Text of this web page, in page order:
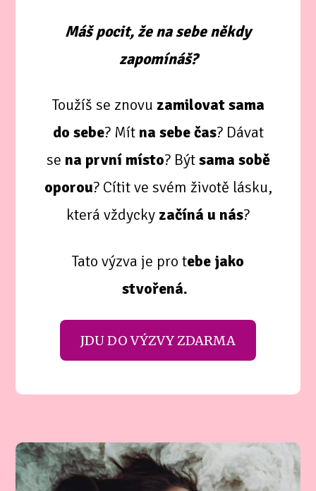
Máš pocit, že na sebe někdy
zapomínáš?
Toužíš se znovu zamilovat sama
do sebe? Mít na sebe čas? Dávat
se na první místo? Býtsama sobě
oporou? Cítit ve svém životě lásku,
která vždycky začíná u nás?
Tato výzva je pro tebe jako
stvořená.
JDU DO VÝZVY ZDARMA